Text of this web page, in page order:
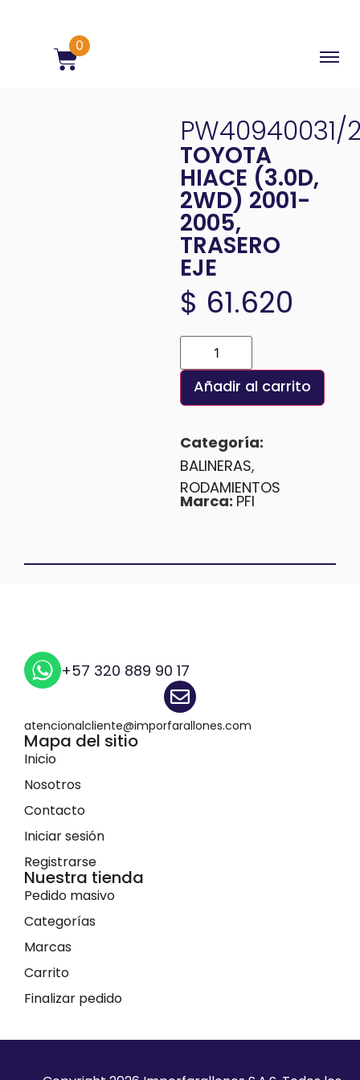
0
PW40940031/
TOYOTA
HIACE (3.0D,
2WD) 2001-
2005,
TRASERO
EJE
$ 61.620
Añadir al carrito
Categoría:
BALINERAS,
RODAMIENTOS
Marca: PFI
+57 320 889 90 17
atencionalcliente@imporfarallones.com
Mapa del sitio
Inicio
Nosotros
Contacto
Iniciar sesión
Registrarse
Nuestra tienda
Pedido masivo
Categorías
Marcas
Carrito
Finalizar pedido